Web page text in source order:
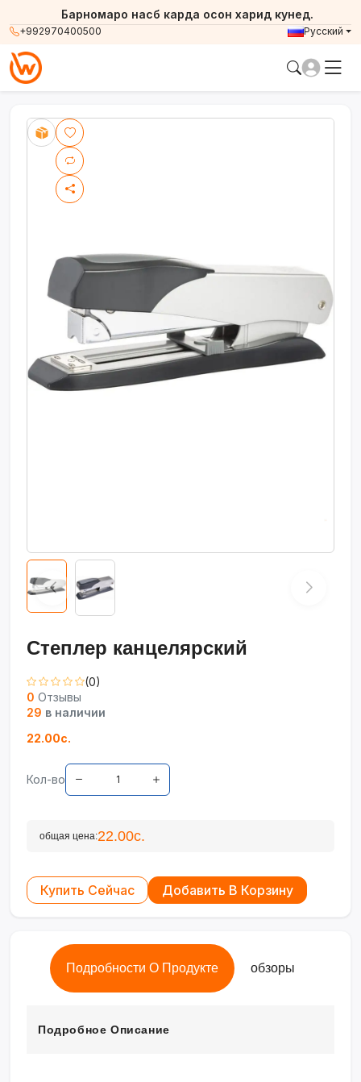
+992970400500
Барномаро насб карда осон харид кунед.
Русский
Степлер канцелярский
(0)
0 Отзывы
29 в наличии
22.00с.
Кол-во
общая цена:22.00с.
Купить Сейчас Добавить В Корзину
Подробности О Продукте обзоры
Подробное Описание